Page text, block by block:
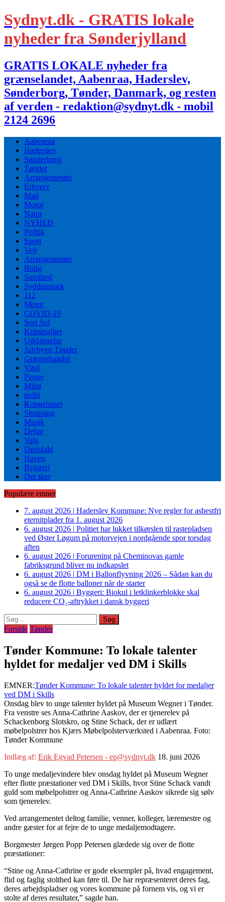
Sydnyt.dk - GRATIS lokale
nyheder fra Sønderjylland
GRATIS LOKALE nyheder fra
grænselandet, Aabenraa, Haderslev,
Sønderborg, Tønder, Danmark, og resten
af verden - redaktion@sydnyt.dk - mobil
2124 2696
Aabenraa
Haderslev
Sønderborg
Tønder
Arrangementer
Erhverv
Mad
Motor
Natur
NYHED
Politik
Sport
Vejr
Arrangementer
Bolig
Sundhed
Syddanmark
112
Motor
COVID-19
Sort Sol
Kriminalitet
Uddannelse
Julebyen Tønder
Grænsehandel
Vind
Penge
Miljø
politi
Kongehuset
Shopping
Musik
Debat
Valg
Dødsfald
Haven
Byggeri
Det sker
Populære emner
7. august 2026 | Haderslev Kommune: Nye regler for asbestfri
eternitplader fra 1. august 2026
6. august 2026 | Politiet har lukket tilkørslen til rastepladsen
ved Øster Løgum på motorvejen i nordgående spor torsdag
aften
6. august 2026 | Forurening på Cheminovas gamle
fabriksgrund bliver nu indkapslet
6. august 2026 | DM i Ballonflyvning 2026 – Sådan kan du
også se de flotte balloner når de starter
6. august 2026 | Byggeri: Biokul i letklinkerblokke skal
reducere CO₂-aftrykket i dansk byggeri
Søg
efter:
Forside Tønder
Tønder Kommune: To lokale talenter
hyldet for medaljer ved DM i Skills
EMNER:Tønder Kommune: To lokale talenter hyldet for medaljer
ved DM i Skills
Onsdag blev to unge talenter hyldet på Museum Wegner i Tønder.
Fra venstre ses Anna-Cathrine Aaskov, der er tjenerelev på
Schackenborg Slotskro, og Stine Schack, der er udlært
møbelpolstrer hos Kjærs Møbelpolsterværksted i Aabenraa. Foto:
Tønder Kommune
Indlæg af: Erik Egvad Petersen - ep@sydnyt.dk 18. juni 2026
To unge medaljevindere blev onsdag hyldet på Museum Wegner
efter flotte præstationer ved DM i Skills, hvor Stine Schack vandt
guld som møbelpolstrer og Anna-Cathrine Aaskov sikrede sig sølv
som tjenerelev.
Ved arrangementet deltog familie, venner, kolleger, læremestre og
andre gæster for at fejre de to unge medaljemodtagere.
Borgmester Jørgen Popp Petersen glædede sig over de flotte
præstationer:
“Stine og Anna-Cathrine er gode eksempler på, hvad engagement,
flid og faglig stolthed kan føre til. De har repræsenteret deres fag,
deres arbejdspladser og vores kommune på fornem vis, og vi er
stolte af deres resultater,” sagde han.